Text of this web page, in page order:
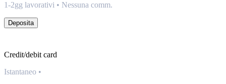
1-2gg lavorativi • Nessuna comm.
Deposita
Credit/debit card
Istantaneo •